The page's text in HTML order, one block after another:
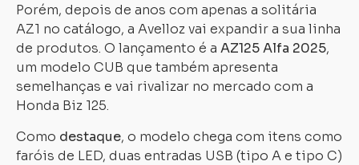
Porém, depois de anos com apenas a solitária
AZ1 no catálogo, a Avelloz vai expandir a sua linha
de produtos. O lançamento é a AZ125Alfa 2025,
um modelo CUB que também apresenta
semelhanças e vai rivalizar no mercado com a
Honda Biz 125.
Como destaque, o modelo chega com itens como
faróis de LED, duas entradas USB (tipo A e tipo C)